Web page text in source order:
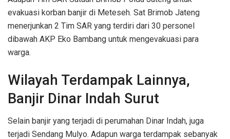
evakuasi korban banjir di Meteseh. Sat Brimob Jateng
menerjunkan 2 Tim SAR yang terdiri dari 30 personel
dibawah AKP Eko Bambang untuk mengevakuasi para
warga.
Wilayah Terdampak Lainnya,
Banjir Dinar Indah Surut
Selain banjir yang terjadi di perumahan Dinar Indah, juga
terjadi Sendang Mulyo. Adapun warga terdampak sebanyak